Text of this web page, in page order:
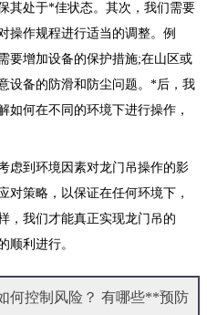
其处于*佳状态。其次，我们需要
操作规程进行适当的调整。例
要增加设备的保护措施;在山区或
设备的防滑和防尘问题。*后，我
如何在不同的环境下进行操作，
虑到环境因素对龙门吊操作的影
对策略，以保证在任何环境下，
，我们才能真正实现龙门吊的
顺利进行。
何控制风险？ 有哪些**预防